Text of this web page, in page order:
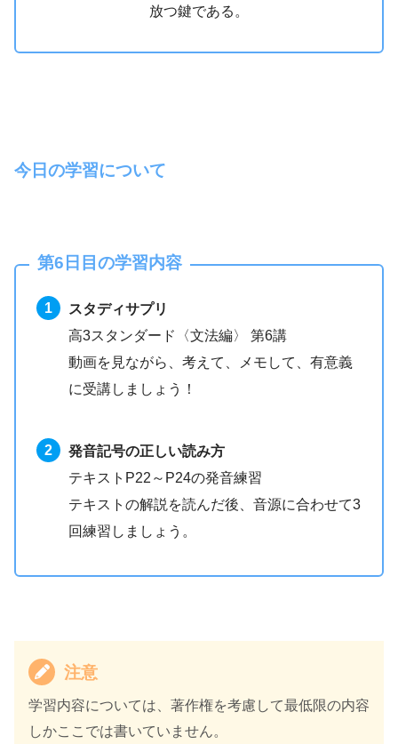
放つ鍵である。
今日の学習について
第6日目の学習内容
スタディサプリ
高3スタンダード〈文法編〉 第6講
動画を見ながら、考えて、メモして、有意義
に受講しましょう！
発音記号の正しい読み方
テキストP22～P24の発音練習
テキストの解説を読んだ後、音源に合わせて3
回練習しましょう。
注意
学習内容については、著作権を考慮して最低限の内容
しかここでは書いていません。